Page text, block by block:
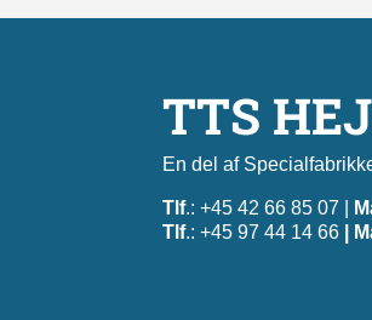
TTS
En del af
Tlf.: +45 42 66 85 07 |
Tlf.: +45 97 44 14 66 |